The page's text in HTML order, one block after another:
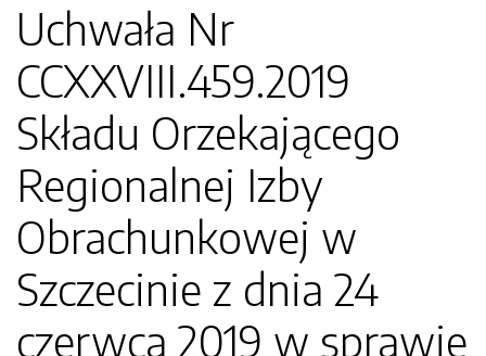
Uchwała Nr
CCXXVIII.459.2019
Składu Orzekającego
Regionalnej Izby
Obrachunkowej w
Szczecinie z dnia 24
czerwca 2019 w sprawie